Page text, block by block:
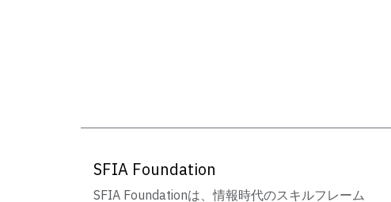
SFIA Foundation
SFIA Foundationは、情報時代のスキルフレーム